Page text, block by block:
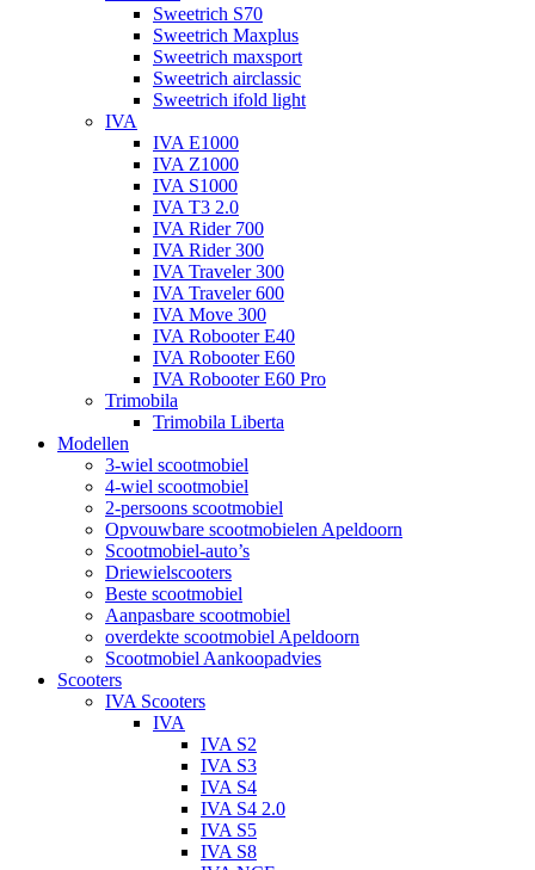
Sweetrich S70
Sweetrich Maxplus
Sweetrich maxsport
Sweetrich airclassic
Sweetrich ifold light
IVA
IVA E1000
IVA Z1000
IVA S1000
IVA T3 2.0
IVA Rider 700
IVA Rider 300
IVA Traveler 300
IVA Traveler 600
IVA Move 300
IVA Robooter E40
IVA Robooter E60
IVA Robooter E60 Pro
Trimobila
Trimobila Liberta
Modellen
3-wiel scootmobiel
4-wiel scootmobiel
2-persoons scootmobiel
Opvouwbare scootmobielen Apeldoorn
Scootmobiel-auto’s
Driewielscooters
Beste scootmobiel
Aanpasbare scootmobiel
overdekte scootmobiel Apeldoorn
Scootmobiel Aankoopadvies
Scooters
IVA Scooters
IVA
IVA S2
IVA S3
IVA S4
IVA S4 2.0
IVA S5
IVA S8